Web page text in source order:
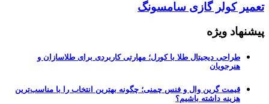
تعمیر کولر گازی سامسونگ
پیشنهاد ویژه
طراحی دیجیتال طلا با کورل؛ مهارتی کاربردی برای طلاسازان و
هنرجویان
قیمت گرین وال و فنس چمنی؛ چگونه بهترین انتخاب را با مناسب‌ترین
هزینه داشته باشیم؟